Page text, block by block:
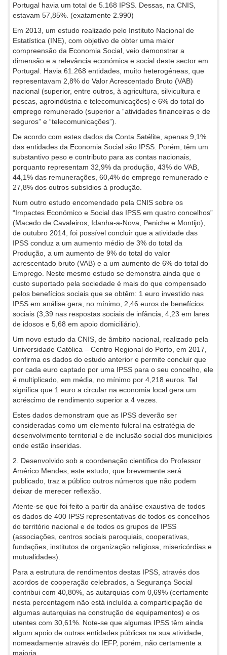
Portugal havia um total de 5.168 IPSS. Dessas, na CNIS,
estavam 57,85%. (exatamente 2.990)
Em 2013, um estudo realizado pelo Instituto Nacional de
Estatística (INE), com objetivo de obter uma maior
compreensão da Economia Social, veio demonstrar a
dimensão e a relevância económica e social deste sector em
Portugal. Havia 61.268 entidades, muito heterogéneas, que
representavam 2,8% do Valor Acrescentado Bruto (VAB)
nacional (superior, entre outros, à agricultura, silvicultura e
pescas, agroindústria e telecomunicações) e 6% do total do
emprego remunerado (superior a “atividades financeiras e de
seguros” e “telecomunicações”).
De acordo com estes dados da Conta Satélite, apenas 9,1%
das entidades da Economia Social são IPSS. Porém, têm um
substantivo peso e contributo para as contas nacionais,
porquanto representam 32,9% da produção, 43% do VAB,
44,1% das remunerações, 60,4% do emprego remunerado e
27,8% dos outros subsídios à produção.
Num outro estudo encomendado pela CNIS sobre os
“Impactes Económico e Social das IPSS em quatro concelhos”
(Macedo de Cavaleiros, Idanha-a-Nova, Peniche e Montijo),
de outubro 2014, foi possível concluir que a atividade das
IPSS conduz a um aumento médio de 3% do total da
Produção, a um aumento de 9% do total do valor
acrescentado bruto (VAB) e a um aumento de 6% do total do
Emprego. Neste mesmo estudo se demonstra ainda que o
custo suportado pela sociedade é mais do que compensado
pelos benefícios sociais que se obtêm: 1 euro investido nas
IPSS em análise gera, no mínimo, 2,46 euros de benefícios
sociais (3,39 nas respostas sociais de infância, 4,23 em lares
de idosos e 5,68 em apoio domiciliário).
Um novo estudo da CNIS, de âmbito nacional, realizado pela
Universidade Católica – Centro Regional do Porto, em 2017,
confirma os dados do estudo anterior e permite concluir que
por cada euro captado por uma IPSS para o seu concelho, ele
é multiplicado, em média, no mínimo por 4,218 euros. Tal
significa que 1 euro a circular na economia local gera um
acréscimo de rendimento superior a 4 vezes.
Estes dados demonstram que as IPSS deverão ser
consideradas como um elemento fulcral na estratégia de
desenvolvimento territorial e de inclusão social dos municípios
onde estão inseridas.
2. Desenvolvido sob a coordenação científica do Professor
Américo Mendes, este estudo, que brevemente será
publicado, traz a público outros números que não podem
deixar de merecer reflexão.
Atente-se que foi feito a partir da análise exaustiva de todos
os dados de 400 IPSS representativas de todos os concelhos
do território nacional e de todos os grupos de IPSS
(associações, centros sociais paroquiais, cooperativas,
fundações, institutos de organização religiosa, misericórdias e
mutualidades).
Para a estrutura de rendimentos destas IPSS, através dos
acordos de cooperação celebrados, a Segurança Social
contribui com 40,80%, as autarquias com 0,69% (certamente
nesta percentagem não está incluída a comparticipação de
algumas autarquias na construção de equipamentos) e os
utentes com 30,61%. Note-se que algumas IPSS têm ainda
algum apoio de outras entidades públicas na sua atividade,
nomeadamente através do IEFP, porém, não certamente a
maioria...